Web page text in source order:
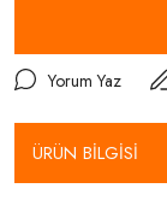
Yorum Yaz
ÜRÜN BİLGİSİ